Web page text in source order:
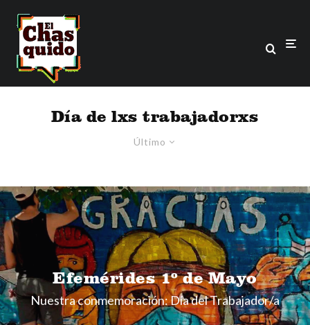
Día de lxs trabajadorxs
Último
Efemérides 1º de Mayo
Nuestra conmemoración: Día del Trabajador/a